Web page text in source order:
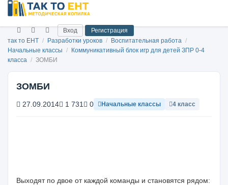
Вход
Регистрация
так то ЕНТ / Разработки уроков / Воспитательная работа /
Начальные классы /
Коммуникативный блок игр для детей ЗПР 0-4
класса / ЗОМБИ
ЗОМБИ
27.09.2014 1 731 0 Начальные классы 4 класс
Выходят по двое от каждой команды и становятся рядом: